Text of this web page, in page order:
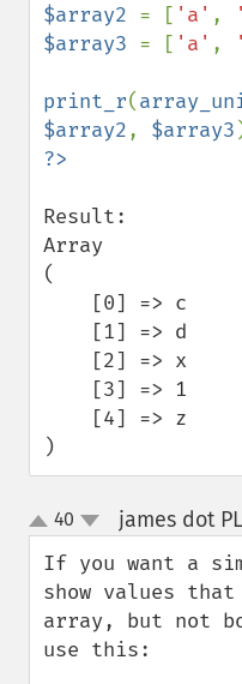
$array2 = [ 'a' ,
$array3 = [ 'a' ,
print_r(
$array2, $array3
Result:
Array
(
)
up
down
40 james dot
If you want a
show values
array, but not
use this: